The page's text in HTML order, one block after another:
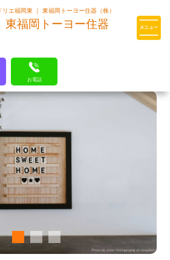
エはLIXILの厳しい基準を
した住まいのプロ集団です
リエ福岡東 ｜ 東福岡トーヨー住器（株）
東福岡トーヨー住器
お電話